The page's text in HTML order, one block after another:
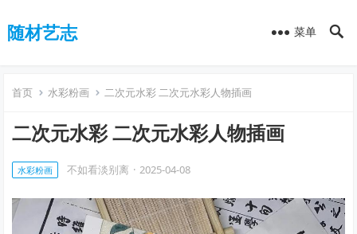
随材艺志 菜单
首页 水彩粉画 二次元水彩 二次元水彩人物插画
二次元水彩 二次元水彩人物插画
水彩粉画 不如看淡别离 · 2025-04-08